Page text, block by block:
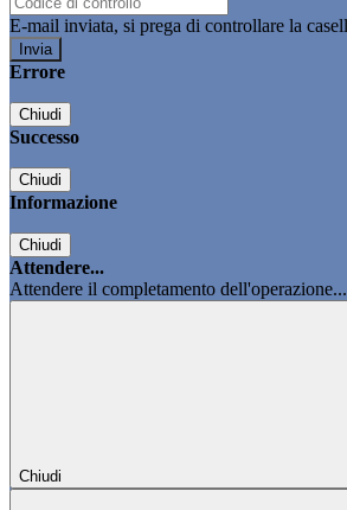
E-mail inviata, si prega di controllare la
Errore
Chiudi
Successo
Chiudi
Informazione
Chiudi
Attendere...
Attendere il completamento dell'operazione...
Chiudi